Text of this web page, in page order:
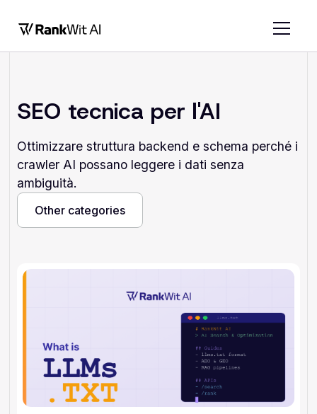
SEO tecnica per l'AI
Ottimizzare struttura backend e schema perché i
crawler AI possano leggere i dati senza
ambiguità.
Other categories
Other categories